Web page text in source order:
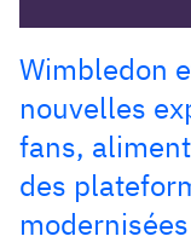
Wimbledon
nouvelles
fans,
des